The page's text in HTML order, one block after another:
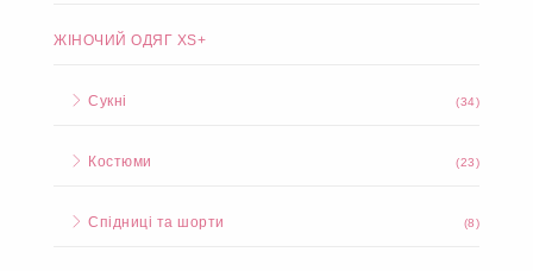
ЖІНОЧИЙ ОДЯГ XS+
Сукні (34)
Костюми (23)
Спідниці та шорти (8)